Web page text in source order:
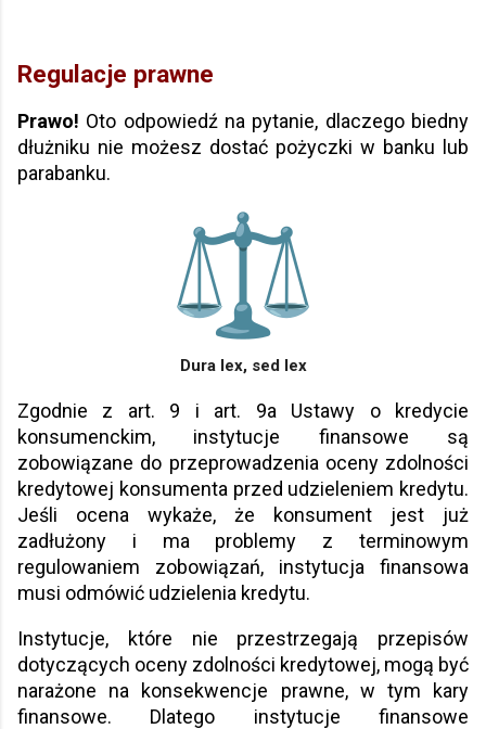
Regulacje prawne
Prawo! Oto odpowiedź na pytanie, dlaczego biedny
dłużniku nie możesz dostać pożyczki w banku lub
parabanku.
Dura lex, sed lex
Zgodnie z art. 9 i art. 9a Ustawy o kredycie
konsumenckim, instytucje finansowe są
zobowiązane do przeprowadzenia oceny zdolności
kredytowej konsumenta przed udzieleniem kredytu.
Jeśli ocena wykaże, że konsument jest już
zadłużony i ma problemy z terminowym
regulowaniem zobowiązań, instytucja finansowa
musi odmówić udzielenia kredytu.
Instytucje, które nie przestrzegają przepisów
dotyczących oceny zdolności kredytowej, mogą być
narażone na konsekwencje prawne, w tym kary
finansowe. Dlatego instytucje finansowe